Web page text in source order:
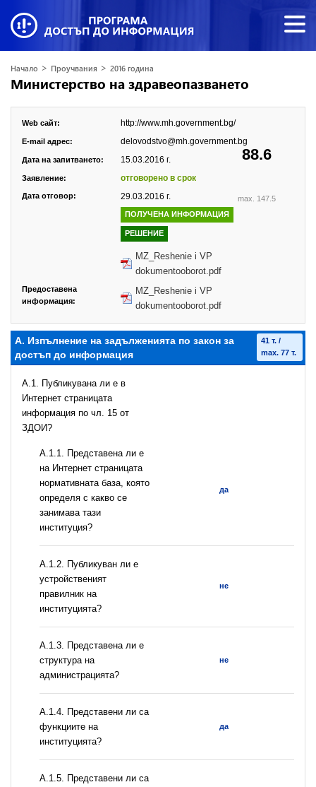
Начало > Проучвания > 2016 година
Министерство на здравеопазването
88.6
max. 147.5
Web сайт: http://www.mh.government.bg/
E-mail адрес: delovodstvo@mh.government.bg
Дата на запитването: 15.03.2016 г.
Заявление: отговорено в срок
Дата отговор: 29.03.2016 г.
ПОЛУЧЕНА ИНФОРМАЦИЯ
РЕШЕНИЕ
MZ_Reshenie i VP
dokumentooborot.pdf
Предоставена
информация:
MZ_Reshenie i VP
dokumentooborot.pdf
А. Изпълнение на задълженията по закон за
достъп до информация
41 т. /
max. 77 т.
A.1. Публикувана ли е в
Интернет страницата
информация по чл. 15 от
ЗДОИ?
A.1.1. Представена ли е
на Интернет страницата
нормативната база, която
определя с какво се
занимава тази
институция?
да
A.1.2. Публикуван ли е
устройственият
правилник на
институцията?
не
A.1.3. Представена ли е
структура на
администрацията?
не
А.1.4. Представени ли са
функциите на
институцията?
да
А.1.5. Представени ли са